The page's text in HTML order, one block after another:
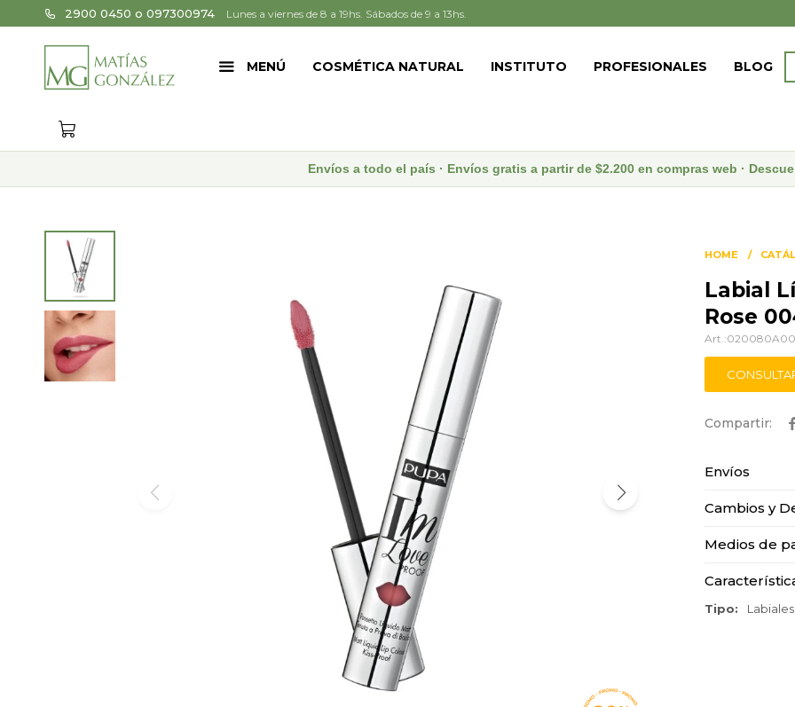
MENÚ COSMÉTICA NATURAL INSTITUTO PROFESIONALES BLOG
2900 0450 o 097300974 Lunes a viernes de 8 a 19hs. Sábados de 9 a 13hs.
Envíos a todo el país · Envíos gratis a partir de $2.200 en compras web ·
HOME
Labial
Rose

Envíos
Cambios y
Medios de
Tipo Labiales